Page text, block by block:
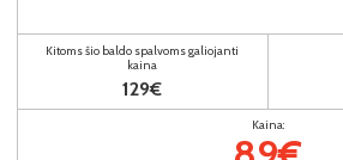
Kitoms šio baldo spalvoms galiojanti
kaina
129€
Kaina: